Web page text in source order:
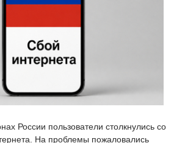
России пользователи столкнулись со
На проблемы пожаловались